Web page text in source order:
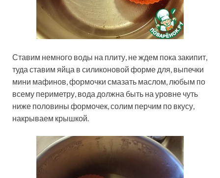
Ставим немного воды на плиту, не ждем пока закипит,
туда ставим яйца в силиконовой форме для, выпечки
мини мафинов, формочки смазать маслом, любым по
всему периметру, вода должна быть на уровне чуть
ниже половины формочек, солим перчим по вкусу,
накрываем крышкой.